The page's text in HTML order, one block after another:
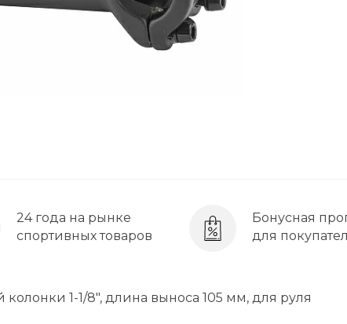
24 года на рынке
спортивных товаров
Бонусная
для
1-1/8", длина выноса 105 мм, для руля